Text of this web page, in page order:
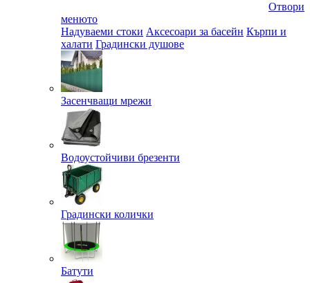
Отвори
менюто
Надуваеми стоки Аксесоари за басейн Кърпи и
халати Градински душове
Засенчващи мрежи
Водоустойчиви брезенти
Градински колички
Батути